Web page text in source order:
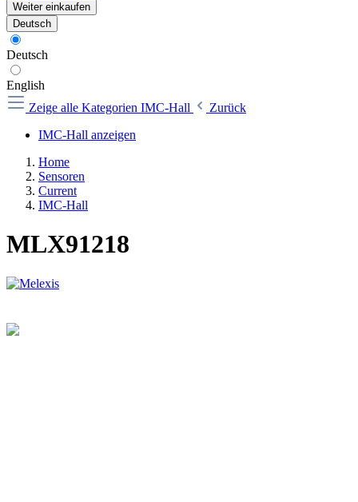
Weiter einkaufen
Deutsch
Deutsch
English
Zeige alle Kategorien IMC-Hall
Zurück
IMC-Hall anzeigen
Home
Sensoren
Current
IMC-Hall
MLX91218